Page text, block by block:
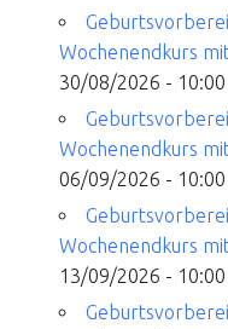
Wochenendkurs
30/08/2026 -
Wochenendkurs
06/09/2026 -
Wochenendkurs
13/09/2026 -